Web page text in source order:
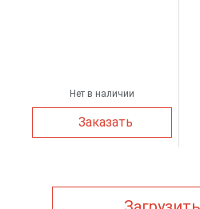
Нет в наличии
Заказать